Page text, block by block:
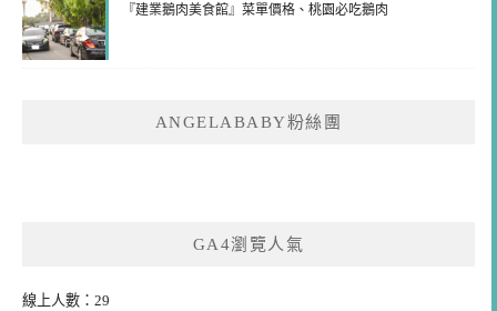
『建業鵝肉美食館』菜單價格、桃園必吃鵝肉
ANGELABABY粉絲團
GA4瀏覽人氣
線上人數：29